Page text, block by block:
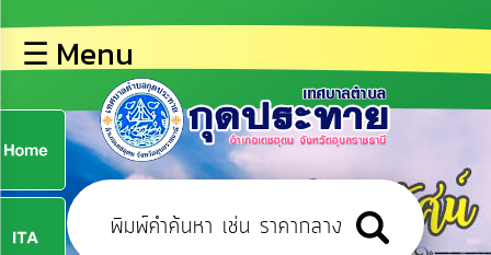
หลัก
ข้อมูล
พื้น
ฐาน
บุคลากร
☰ Menu